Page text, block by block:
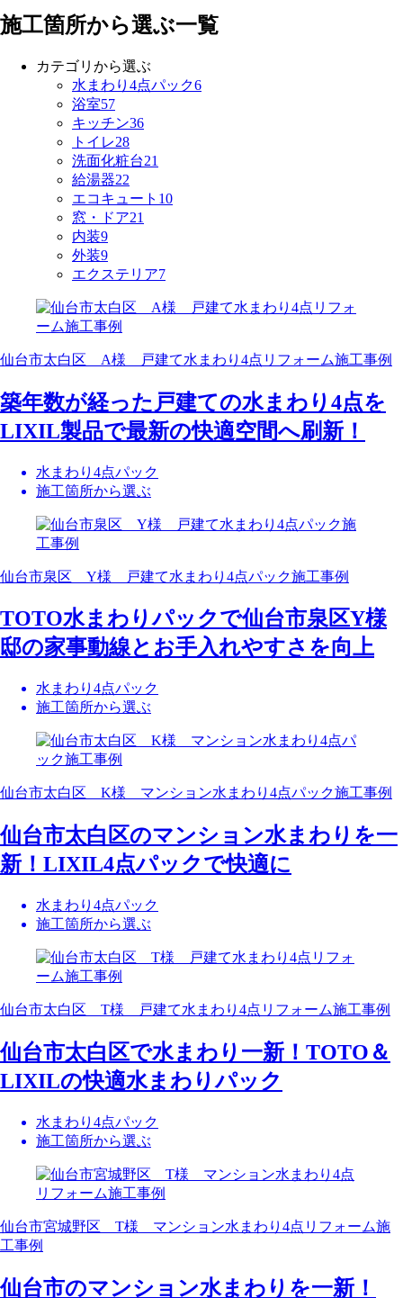
施工箇所から選ぶ一覧
カテゴリから選ぶ
水まわり4点パック6
浴室57
キッチン36
トイレ28
洗面化粧台21
給湯器22
エコキュート 10
窓・ドア21
内装9
外装9
エクステリア7
仙台市太白区 A様 戸建て水まわり4点リフォーム施工事例
築年数が経った戸建ての水まわり4点を
LIXIL製品で最新の快適空間へ刷新！
水まわり4点パック
施工箇所から選ぶ
仙台市泉区 Y様 戸建て水まわり4点パック施工事例
TOTO水まわりパックで仙台市泉区Y様
邸の家事動線とお手入れやすさを向上
水まわり4点パック
施工箇所から選ぶ
仙台市太白区 K様 マンション水まわり4点パック施工事例
仙台市太白区のマンション水まわりを一
新！LIXIL4点パックで快適に
水まわり4点パック
施工箇所から選ぶ
仙台市太白区 T様 戸建て水まわり4点リフォーム施工事例
仙台市太白区で水まわり一新！TOTO＆
LIXILの快適水まわりパック
水まわり4点パック
施工箇所から選ぶ
仙台市宮城野区 T様 マンション水まわり4点リフォーム施
工事例
仙台市のマンション水まわりを一新！